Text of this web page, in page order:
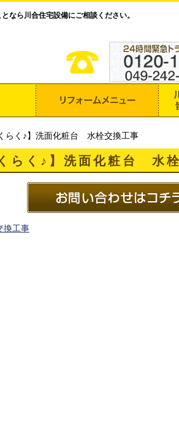
なら川合住宅設備にご相談ください。
らく♪】洗面化粧台 水栓交換工事
らく♪】洗面化粧台 水
換工事